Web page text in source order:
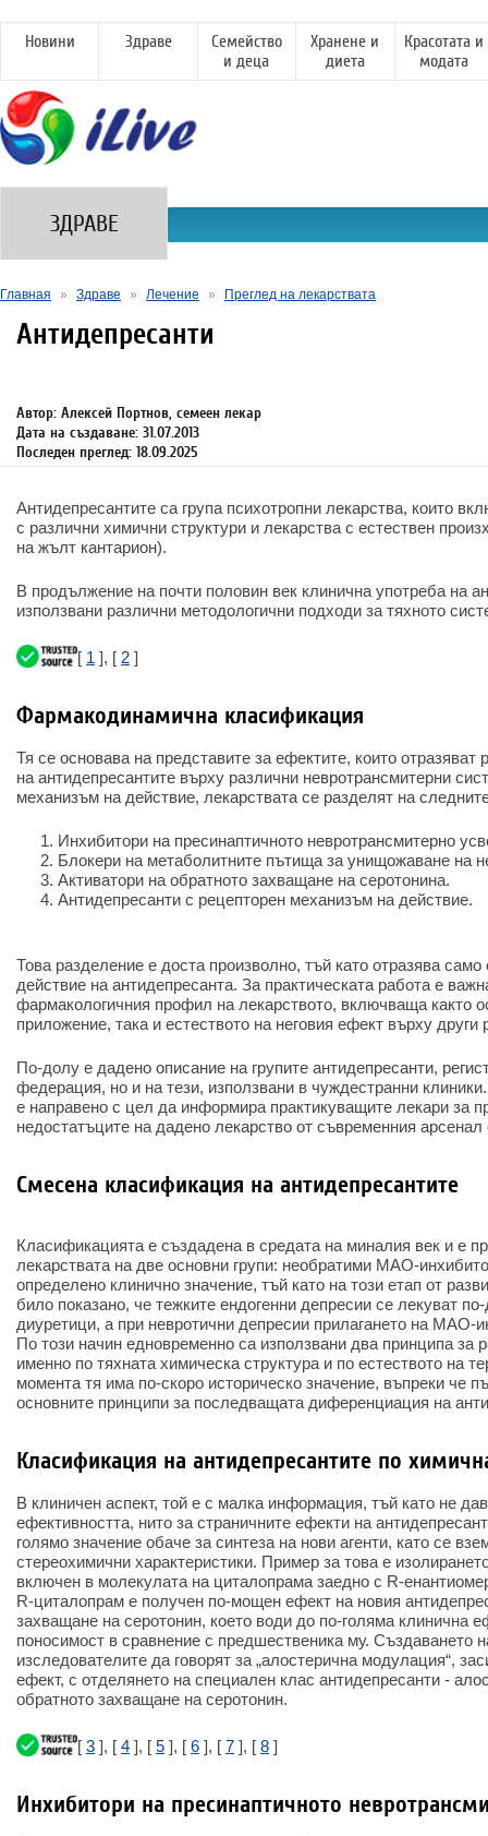
Новини Здраве
Семейство
и деца
Хранене и
диета
Красотата и
модата
ЗДРАВЕ
Главная » Здраве » Лечение » Преглед на лекарствата
Антидепресанти
Автор: Алексей Портнов, семеен лекар
Дата на създаване: 31.07.2013
Последен преглед: 18.09.2025
Антидепресантите са група психотропни лекарства, които
с различни химични структури и лекарства с естествен
на жълт кантарион).
В продължение на почти половин век клинична употреба на
използвани различни методологични подходи за тяхното
[ 1 ], [ 2 ]
Фармакодинамична класификация
Тя се основава на представите за ефектите, които отразяват
на антидепресантите върху различни невротрансмитерни
механизъм на действие, лекарствата се разделят на
Инхибитори на пресинаптичното невротрансмитерно
Блокери на метаболитните пътища за унищожаване на
Активатори на обратното захващане на серотонина.
Антидепресанти с рецепторен механизъм на действие.
Това разделение е доста произволно, тъй като отразява
действие на антидепресанта. За практическата работа е
фармакологичния профил на лекарството, включваща както
приложение, така и естеството на неговия ефект върху други
По-долу е дадено описание на групите антидепресанти,
федерация, но и на тези, използвани в чуждестранни
е направено с цел да информира практикуващите лекари за
недостатъците на дадено лекарство от съвременния арсенал
Смесена класификация на антидепресантите
Класификацията е създадена в средата на миналия век и е
лекарствата на две основни групи: необратими МАО-
определено клинично значение, тъй като на този етап от
било показано, че тежките ендогенни депресии се лекуват
диуретици, а при невротични депресии прилагането на МАО-
По този начин едновременно са използвани два принципа за
именно по тяхната химическа структура и по естеството на
момента тя има по-скоро историческо значение, въпреки че
основните принципи за последващата диференциация на
Класификация на антидепресантите по
В клиничен аспект, той е с малка информация, тъй като не
ефективността, нито за страничните ефекти на
голямо значение обаче за синтеза на нови агенти, като се
стереохимични характеристики. Пример за това е
включен в молекулата на циталопрама заедно с R-
R-циталопрам е получен по-мощен ефект на новия
захващане на серотонин, което води до по-голяма клинична
поносимост в сравнение с предшественика му. Създаването
изследователите да говорят за „алостерична модулация“,
ефект, с отделянето на специален клас антидепресанти -
обратното захващане на серотонин.
[ 3 ], [ 4 ], [ 5 ], [ 6 ], [ 7 ], [ 8 ]
Инхибитори на пресинаптичното